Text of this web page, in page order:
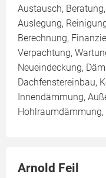
Austausch,
Auslegung,
Berechnung,
Verpachtung,
Neueindeckung,
Dachfenstereinbau,
Innendämmung,
Arnold Feil